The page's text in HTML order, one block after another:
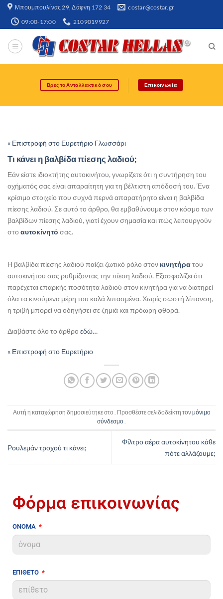
Μπουμπουλίνας 29, Δάφνη 172 34​ costar@costar.gr
09:00-17:00 2109019927
Βρες το Ανταλλακτικό σου Επικοινωνία
« Επιστροφή στο Ευρετήριο Γλωσσάρι
Τι κάνει η βαλβίδα πίεσης λαδιού;
Εάν είστε ιδιοκτήτης αυτοκινήτου, γνωρίζετε ότι η συντήρηση του
οχήματός σας είναι απαραίτητη για τη βέλτιστη απόδοσή του. Ένα
κρίσιμο στοιχείο που συχνά περνά απαρατήρητο είναι η βαλβίδα
πίεσης λαδιού. Σε αυτό το άρθρο, θα εμβαθύνουμε στον κόσμο των
βαλβίδων πίεσης λαδιού, γιατί έχουν σημασία και πώς λειτουργούν
στο αυτοκίνητό σας.
Η βαλβίδα πίεσης λαδιού παίζει ζωτικό ρόλο στον κινητήρατου
αυτοκινήτου σας ρυθμίζοντας την πίεση λαδιού. Εξασφαλίζει ότι
παρέχεται επαρκής ποσότητα λαδιού στον κινητήρα για να διατηρεί
όλα τα κινούμενα μέρη του καλά λιπασμένα. Χωρίς σωστή λίπανση,
η τριβή μπορεί να οδηγήσει σε ζημιά και πρόωρη φθορά.
Διαβάστε όλο το άρθρο εδώ…
« Επιστροφή στο Ευρετήριο
Αυτή η καταχώρηση δημοσιεύτηκε στο . Προσθέστε σελιδοδείκτη τονμόνιμο
σύνδεσμο
Ρουλεμάν τροχού τι κάνει;
Φίλτρο αέρα αυτοκίνητου κάθε
πότε αλλάζουμε;
Φόρμα επικοινωνίας
ΟΝΟΜΑ
ΕΠΙΘΕΤΟ